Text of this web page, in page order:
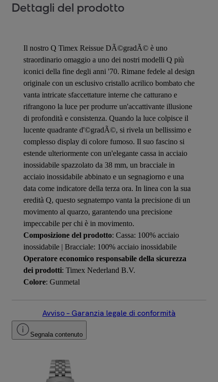
Dettagli del prodotto
Il nostro Q Timex Reissue DÃ©gradÃ© è uno
straordinario omaggio a uno dei nostri modelli Q più
iconici della fine degli anni '70. Rimane fedele al design
originale con un esclusivo cristallo acrilico bombato che
vanta intricate sfaccettature interne che catturano e
rifrangono la luce per produrre un'accattivante illusione
di profondità e consistenza. Quando la luce colpisce il
lucente quadrante d'©gradÃ©, si rivela un bellissimo e
complesso display di colore fumoso. Il suo fascino si
estende ulteriormente con un'elegante cassa in acciaio
inossidabile spazzolato da 38 mm, un bracciale in
acciaio inossidabile abbinato e un segnagiorno e una
data come indicatore della terza ora. In linea con la sua
eredità Q, questo segnatempo vanta la precisione di un
movimento al quarzo, garantendo una precisione
impeccabile per chi è in movimento.
Composizione del prodotto: Cassa: 100% acciaio
inossidabile | Bracciale: 100% acciaio inossidabile
Operatore economico responsabile della sicurezza
dei prodotti: Timex Nederland B.V.
Colore: Gunmetal
Avviso – Garanzia legale di conformità
Segnala contenuto